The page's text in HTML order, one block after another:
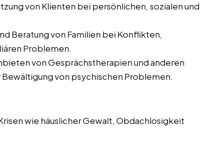
von Klienten bei persönlichen, sozialen und
Beratung von Familien bei Konflikten,
Problemen.
von Gesprächstherapien und anderen
von psychischen Problemen.
wie häuslicher Gewalt, Obdachlosigkeit